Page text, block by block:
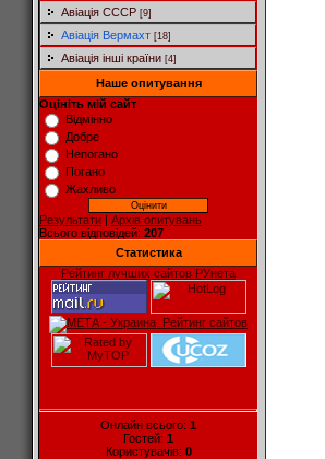
Авіація СССР [9]
Авіація Вермахт [18]
Авіація інші країни [4]
Наше опитування
Оцініть мій сайт
Відмінно
Добре
Непогано
Погано
Жахливо
Результати | Архів опитувань
Всього відповідей: 207
Статистика
Рейтинг лучших сайтов РУнета
Онлайн всього: 1
Гостей: 1
Користувачів: 0